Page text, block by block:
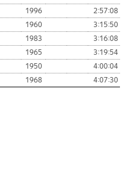
1996
2:57:08
1960
3:15:50
1983
3:16:08
1965
3:19:54
1950
4:00:04
1968 4:07:30